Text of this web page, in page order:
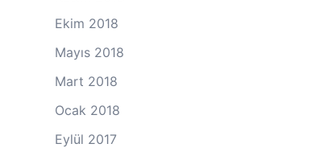
Ekim 2018
Mayıs 2018
Mart 2018
Ocak 2018
Eylül 2017